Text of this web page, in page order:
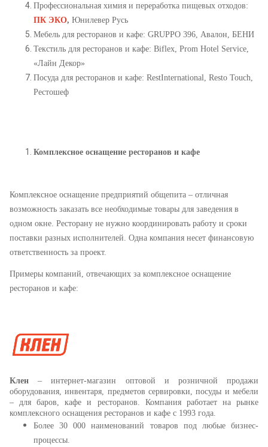
Профессиональная химия и переработка пищевых отходов:
ПК ЭКО, Юнилевер Русь
Мебель для ресторанов и кафе: GRUPPO 396 Авалон БЕНИ
Текстиль для ресторанов и кафе: Biflex Prom Hotel Service
«Лайн Декор»
Посуда для ресторанов и кафе: RestInternational Resto Touch
Рестошеф
Комплексное оснащение ресторанов и кафе
Комплексное оснащение предприятий общепита – отличная
возможность заказать все необходимые товары для заведения в
одном окне. Ресторану не нужно координировать работу и сроки
поставки разных исполнителей. Одна компания несет финансовую
ответственность за проект.
Примеры компаний, отвечающих за комплексное оснащение
ресторанов и кафе:
Клен – интернет-магазин оптовой и розничной продажи
оборудования, инвентаря, предметов сервировки, посуды и мебели
– для баров, кафе и ресторанов. Компания работает на рынке
комплексного оснащения ресторанов и кафе с 1993 года.
Более 30 000 наименований товаров под любые бизнес-
процессы.